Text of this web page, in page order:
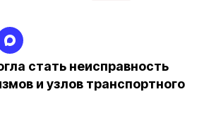
стать неисправность
и узлов транспортного